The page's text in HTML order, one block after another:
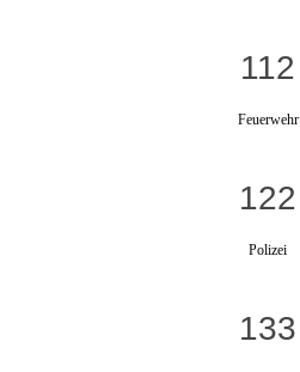
112
Feuerwehr
122
Polizei
133